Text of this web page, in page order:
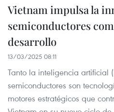
Vietnam impulsa la
semiconductores
desarrollo
13/03/2025 08:11
Tanto la inteligencia artificial
semiconductores son
motores estratégicos que